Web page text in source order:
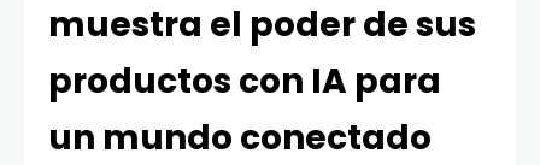
muestra el poder de sus
productos con IA para
un mundo conectado